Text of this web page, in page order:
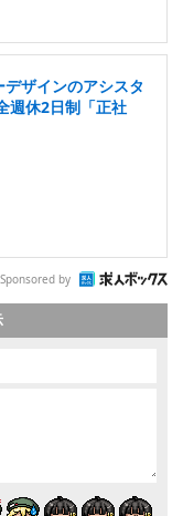
デザインのアシスタ
週休2日制「正社
Sponsored by